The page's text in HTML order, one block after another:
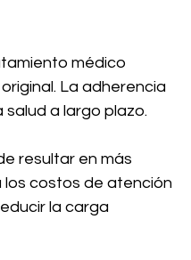
médico
La adherencia
a largo plazo.
resultar en más
los costos de atención
la carga